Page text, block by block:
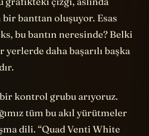
bir banttan oluşuyor. Esas
bu bantın neresinde? Belki
yerlerde daha başarılı başka
kontrol grubu arıyoruz.
tüm bu akıl yürütmeler
dili. “Quad Venti White